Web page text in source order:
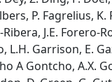
P. Fagrelius, K.
J.E. Forero-
L.H. Garrison, E.
A Gontcho, A.X.